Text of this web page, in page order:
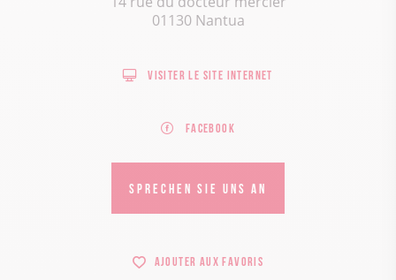
01130 Nantua
Visiter le site internet
Facebook
SPRECHEN SIE UNS AN
Ajouter aux favoris